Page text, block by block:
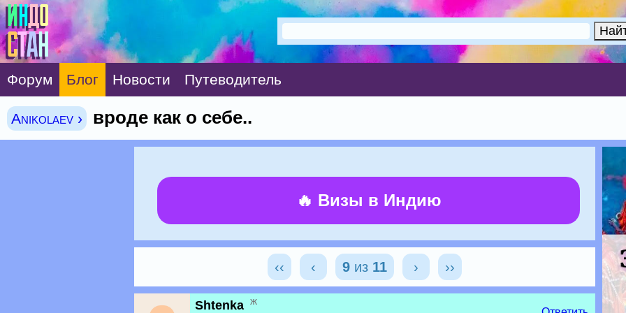
Форум Блог Новости Путеводитель
Anikolaev › вроде как о себе..
🔥 Визы в Индию
‹‹ ‹ 9 из 11 › ››
Shtenka ж